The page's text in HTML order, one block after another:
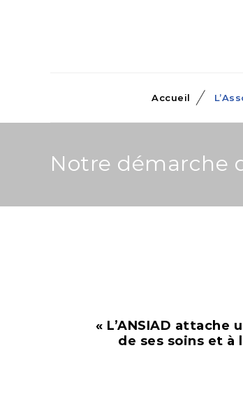
Accueil
Notre démarche
« L’ANSIAD
de ses soins et à